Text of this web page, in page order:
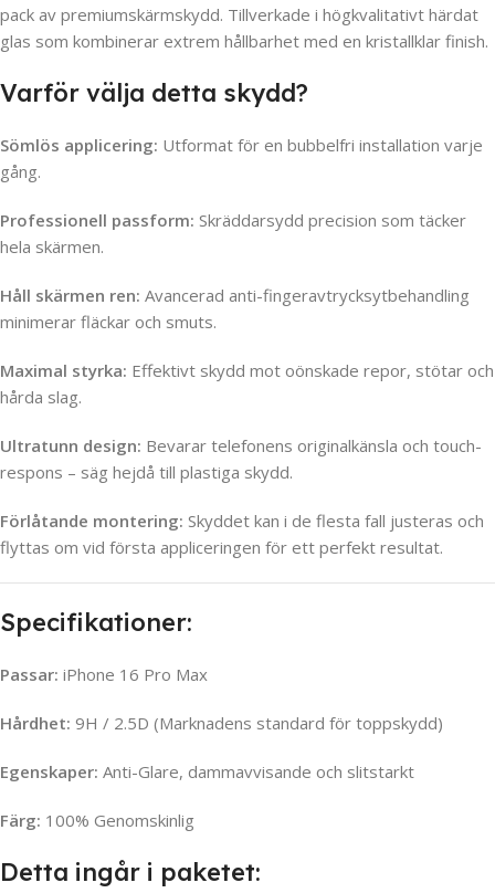
pack av premiumskärmskydd. Tillverkade i högkvalitativt härdat
glas som kombinerar extrem hållbarhet med en kristallklar finish.
Varför välja detta skydd?
Sömlös applicering: Utformat för en bubbelfri installation varje
gång.
Professionell passform: Skräddarsydd precision som täcker
hela skärmen.
Håll skärmen ren: Avancerad anti-fingeravtrycksytbehandling
minimerar fläckar och smuts.
Maximal styrka: Effektivt skydd mot oönskade repor, stötar och
hårda slag.
Ultratunn design: Bevarar telefonens originalkänsla och touch-
respons – säg hejdå till plastiga skydd.
Förlåtande montering: Skyddet kan i de flesta fall justeras och
flyttas om vid första appliceringen för ett perfekt resultat.
Specifikationer:
Passar: iPhone 16 Pro Max
Hårdhet: 9H / 2.5D (Marknadens standard för toppskydd)
Egenskaper: Anti-Glare, dammavvisande och slitstarkt
Färg: 100% Genomskinlig
Detta ingår i paketet: